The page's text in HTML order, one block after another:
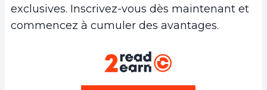
exclusives. Inscrivez-vous dès maintenant et
commencez à cumuler des avantages.